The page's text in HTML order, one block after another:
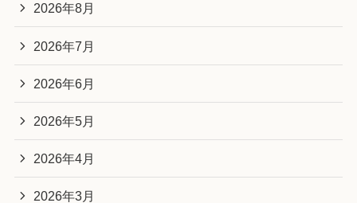
2026年8月
2026年7月
2026年6月
2026年5月
2026年4月
2026年3月